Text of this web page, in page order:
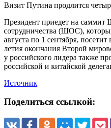
Визит Путина продлится
Президент приедет на саммит
сотрудничества (ШОС),
августа по 1 сентября,
летия окончания Второй
у российского лидера также
российской и китайской
Источник
Поделиться ссылкой: